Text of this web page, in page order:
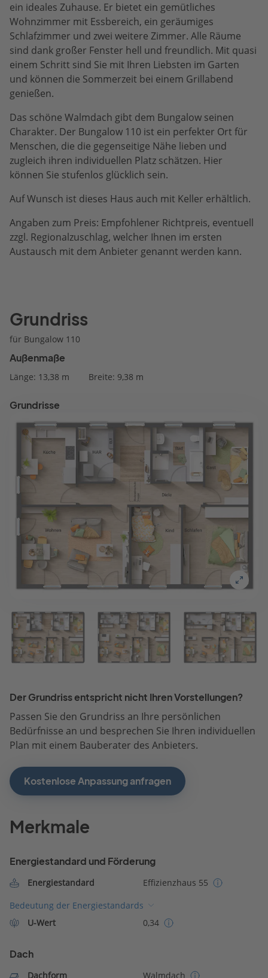
ein ideales Zuhause. Er bietet ein gemütliches
Wohnzimmer mit Essbereich, ein geräumiges
Schlafzimmer und zwei weitere Zimmer. Alle Räume
sind dank großer Fenster hell und freundlich. Mit quasi
einem Schritt sind Sie mit Ihren Liebsten im Garten
und können die Sommerzeit bei einem Grillabend
genießen.
Das schöne Walmdach gibt dem Bungalow seinen
Charakter. Der Bungalow 110 ist ein perfekter Ort für
Menschen, die die gegenseitige Nähe lieben und
zugleich ihren individuellen Platz schätzen. Hier
können Sie stufenlos glücklich sein.
Auf Wunsch ist dieses Haus auch mit Keller erhältlich.
Angaben zum Preis: Empfohlener Richtpreis, eventuell
zzgl. Regionalzuschlag, welcher Ihnen im ersten
Austausch mit dem Anbieter genannt werden kann.
Grundriss
für Bungalow 110
Außenmaße
Länge: 13,38 m Breite: 9,38 m
Grundrisse
Der Grundriss entspricht nicht Ihren Vorstellungen?
Passen Sie den Grundriss an Ihre persönlichen
Bedürfnisse an und besprechen Sie Ihren individuellen
Plan mit einem Bauberater des Anbieters.
Kostenlose Anpassung anfragen
Merkmale
Energiestandard und Förderung
Energiestandard
Effizienzhaus 55
Bedeutung der Energiestandards
U-Wert
0,34
Dach
Dachform Walmdach